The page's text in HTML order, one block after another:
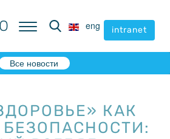
eng intranet
eng intranet
Все новости
КАК